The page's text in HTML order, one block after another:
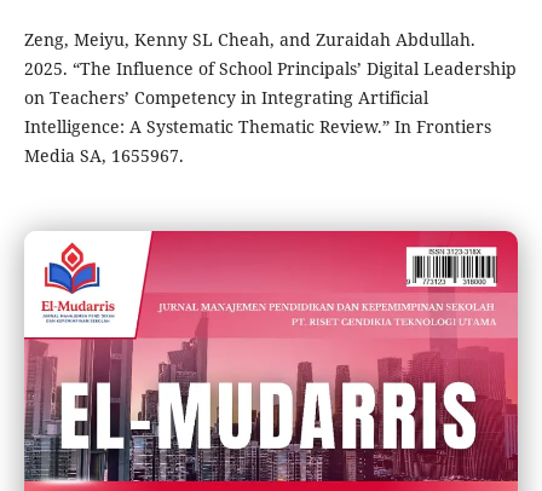
Zeng, Meiyu, Kenny SL Cheah, and Zuraidah Abdullah.
2025. “The Influence of School Principals’ Digital Leadership
on Teachers’ Competency in Integrating Artificial
Intelligence: A Systematic Thematic Review.” In Frontiers
Media SA, 1655967.